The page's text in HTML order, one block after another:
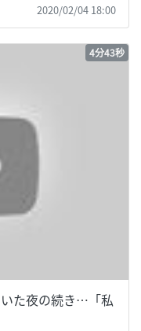
2020/02/04 18:00
4分43秒
いた夜の続き…「私